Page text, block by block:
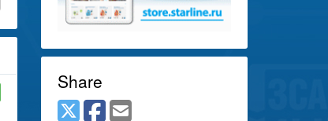
Share